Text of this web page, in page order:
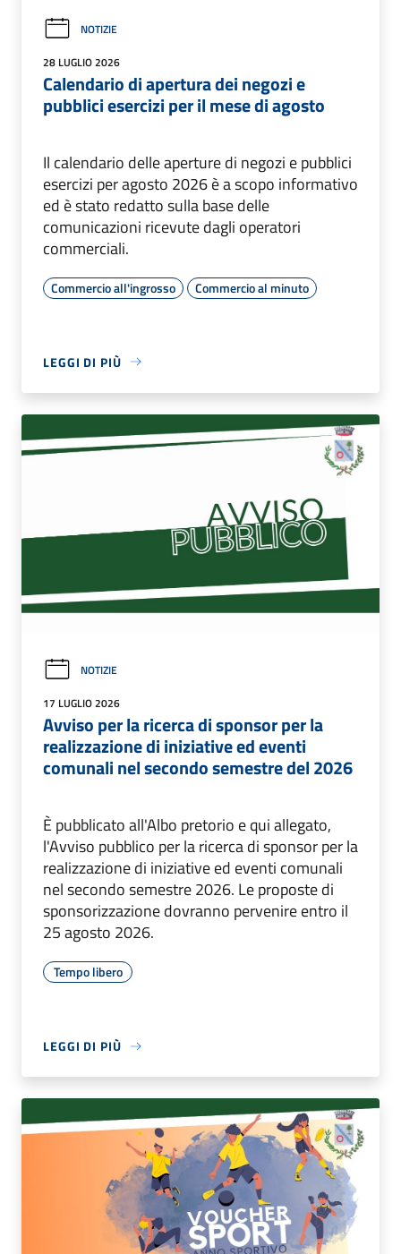
NOTIZIE
28 LUGLIO 2026
Calendario di apertura dei negozi e
pubblici esercizi per il mese di agosto
Il calendario delle aperture di negozi e pubblici
esercizi per agosto 2026 è a scopo informativo
ed è stato redatto sulla base delle
comunicazioni ricevute dagli operatori
commerciali.
Commercio all'ingrosso Commercio al minuto
LEGGI DI PIÙ
NOTIZIE
17 LUGLIO 2026
Avviso per la ricerca di sponsor per la
realizzazione di iniziative ed eventi
comunali nel secondo semestre del 2026
È pubblicato all'Albo pretorio e qui allegato,
l'Avviso pubblico per la ricerca di sponsor per la
realizzazione di iniziative ed eventi comunali
nel secondo semestre 2026. Le proposte di
sponsorizzazione dovranno pervenire entro il
25 agosto 2026.
Tempo libero
LEGGI DI PIÙ